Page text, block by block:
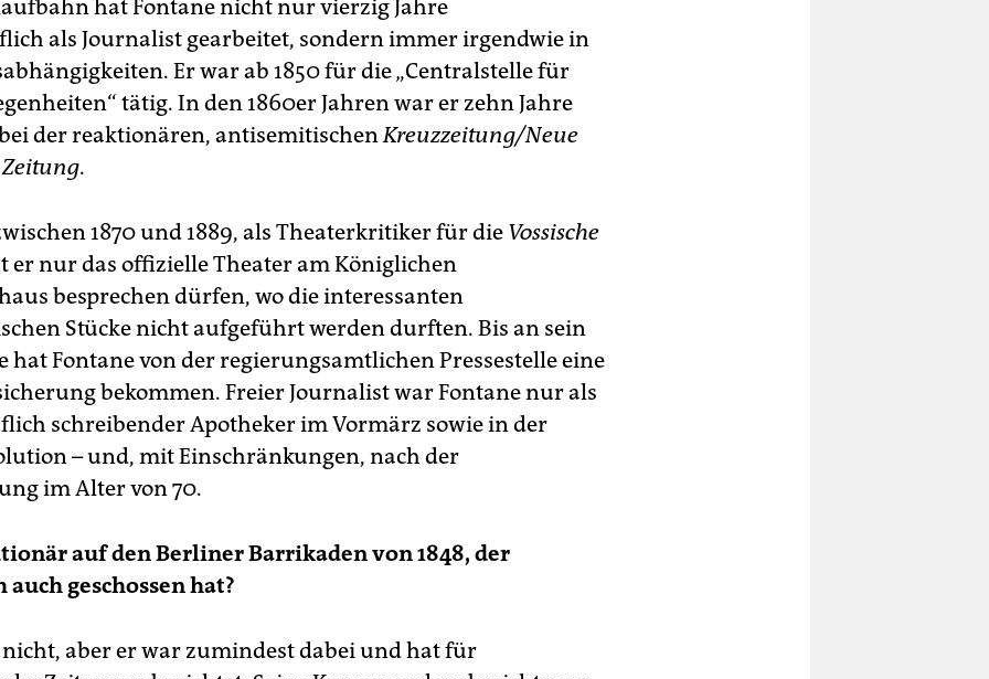
hat Fontane nicht nur vierzig Jahre
als Journalist gearbeitet, sondern immer irgendwie in
Er war ab 1850 für die „Centralstelle für
tätig. In den 1860er Jahren war er zehn Jahre
der reaktionären, antisemitischenKreuzzeitung/Neue
.
1870 und 1889, als Theaterkritiker für die Vossische
er nur das offizielle Theater am Königlichen
besprechen dürfen, wo die interessanten
Stücke nicht aufgeführt werden durften. Bis an sein
hat Fontane von der regierungsamtlichen Pressestelle eine
bekommen. Freier Journalist war Fontane nur als
schreibender Apotheker im Vormärz sowie in der
– und, mit Einschränkungen, nach der
im Alter von 70.
auf den Berliner Barrikaden von 1848, der
geschossen hat?
aber er war zumindest dabei und hat für